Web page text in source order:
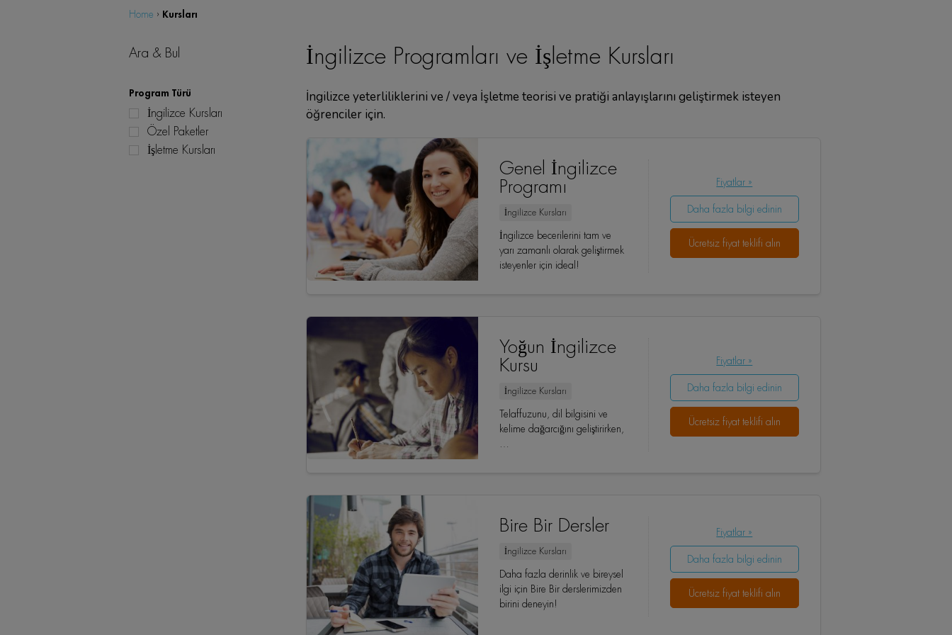
Home › Kursları
Ara & Bul
Program Türü
İngilizce Kursları
Özel Paketler
İşletme Kursları
İngilizce Programları ve İşletme Kursları
İngilizce yeterliliklerini ve / veya İşletme teorisi ve pratiği anlayışlarını geliştirmek isteyen
öğrenciler için.
Genel İngilizce
Programı
İngilizce Kursları
İngilizce becerilerini tam ve
yarı zamanlı olarak geliştirmek
isteyenler için ideal!
Fiyatlar »
Daha fazla bilgi edinin
Ücretsiz fiyat teklifi alın
Yoğun İngilizce
Kursu
İngilizce Kursları
Telaffuzunu, dil bilgisini ve
kelime dağarcığını geliştirirken,
…
Fiyatlar »
Daha fazla bilgi edinin
Ücretsiz fiyat teklifi alın
Bire Bir Dersler
İngilizce Kursları
Daha fazla derinlik ve bireysel
ilgi için Bire Bir derslerimizden
birini deneyin!
Fiyatlar »
Daha fazla bilgi edinin
Ücretsiz fiyat teklifi alın